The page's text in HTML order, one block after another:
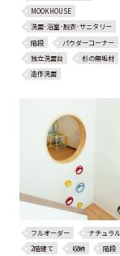
MOOKHOUSE
洗面･浴室･脱衣･サニタリー
階段
パウダーコーナー
独立洗面台
杉の無垢材
造作洗面
フルオーダー
ナチュラル
2階建て
収納
階段